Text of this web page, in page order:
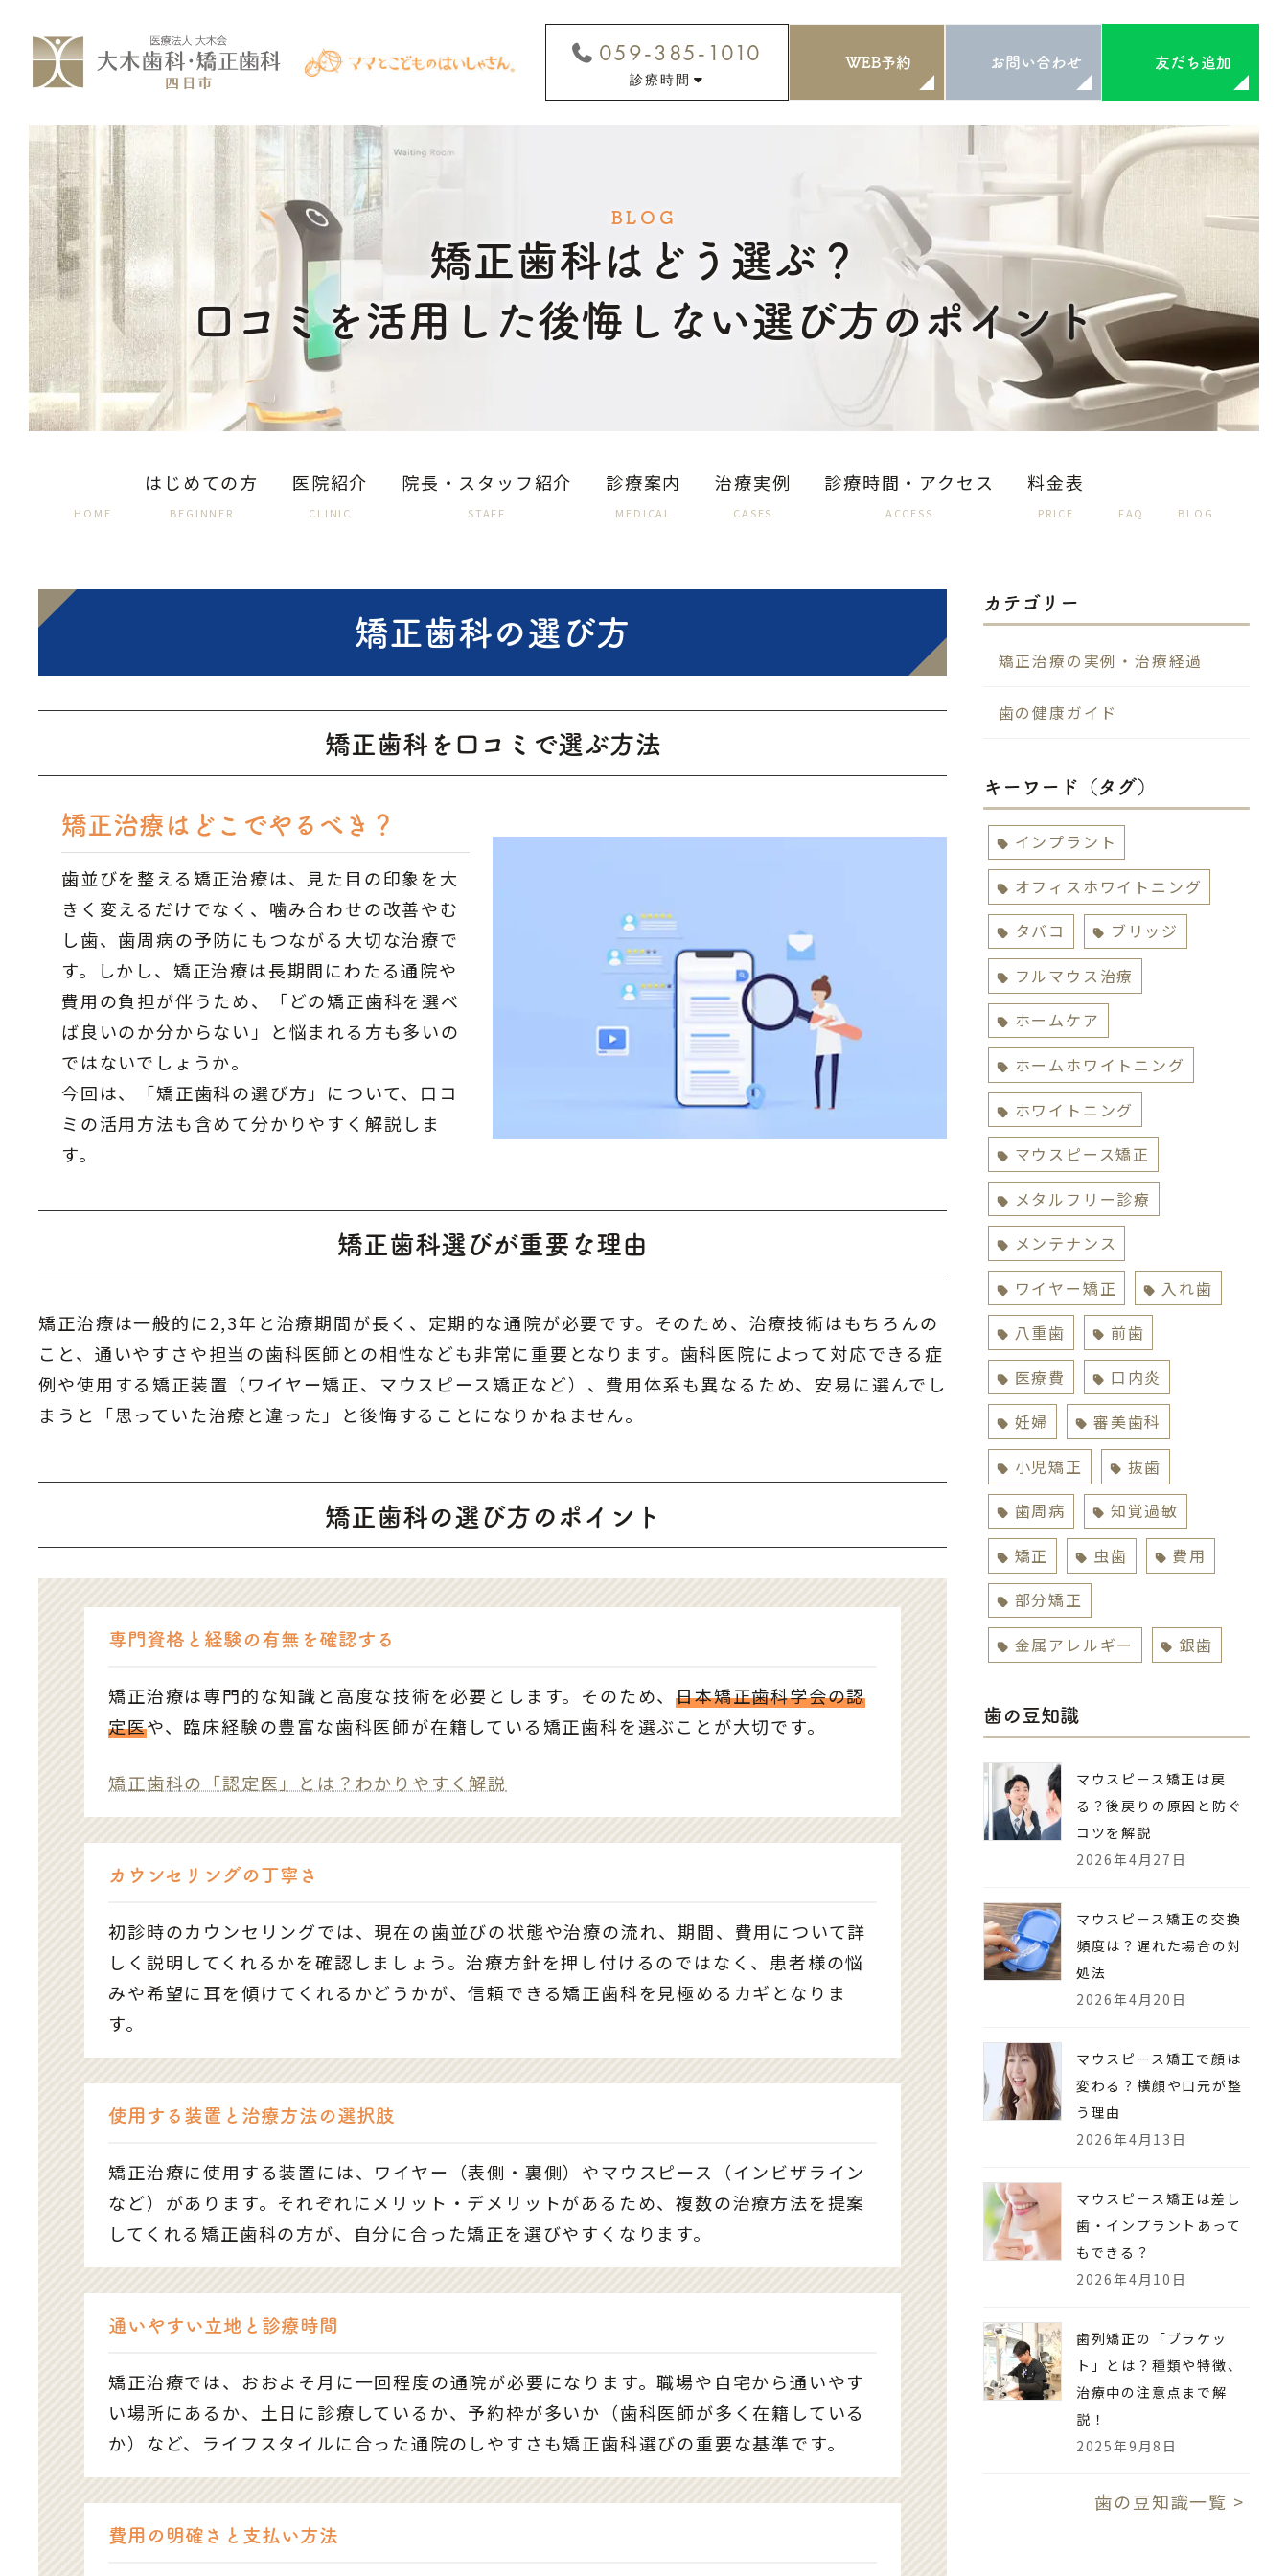
059-385-1010
診療時間
WEB予約 お問い合わせ 友だち追加
BLOG
矯正歯科はどう選ぶ？
口コミを活用した後悔しない選び方のポイント
HOME
はじめての方
BEGINNER
医院紹介
CLINIC
院長・スタッフ紹介
STAFF
診療案内
MEDICAL
治療実例
CASES
診療時間・アクセス
ACCESS
料金表
PRICE FAQ BLOG
矯正歯科の選び方
矯正歯科を口コミで選ぶ方法
矯正治療はどこでやるべき？
歯並びを整える矯正治療は、見た目の印象を大
きく変えるだけでなく、噛み合わせの改善やむ
し歯、歯周病の予防にもつながる大切な治療で
す。しかし、矯正治療は長期間にわたる通院や
費用の負担が伴うため、「どの矯正歯科を選べ
ば良いのか分からない」と悩まれる方も多いの
ではないでしょうか。
今回は、「矯正歯科の選び方」について、口コ
ミの活用方法も含めて分かりやすく解説しま
す。
矯正歯科選びが重要な理由
矯正治療は一般的に2,3年と治療期間が長く、定期的な通院が必要です。そのため、治療技術はもちろんの
こと、通いやすさや担当の歯科医師との相性なども非常に重要となります。歯科医院によって対応できる症
例や使用する矯正装置（ワイヤー矯正、マウスピース矯正など）、費用体系も異なるため、安易に選んでし
まうと「思っていた治療と違った」と後悔することになりかねません。
矯正歯科の選び方のポイント
専門資格と経験の有無を確認する
矯正治療は専門的な知識と高度な技術を必要とします。そのため、日本矯正歯科学会の認
定医や、臨床経験の豊富な歯科医師が在籍している矯正歯科を選ぶことが大切です。
矯正歯科の「認定医」とは？わかりやすく解説
カウンセリングの丁寧さ
初診時のカウンセリングでは、現在の歯並びの状態や治療の流れ、期間、費用について詳
しく説明してくれるかを確認しましょう。治療方針を押し付けるのではなく、患者様の悩
みや希望に耳を傾けてくれるかどうかが、信頼できる矯正歯科を見極めるカギとなりま
す。
使用する装置と治療方法の選択肢
矯正治療に使用する装置には、ワイヤー（表側・裏側）やマウスピース（インビザライン
など）があります。それぞれにメリット・デメリットがあるため、複数の治療方法を提案
してくれる矯正歯科の方が、自分に合った矯正を選びやすくなります。
通いやすい立地と診療時間
矯正治療では、おおよそ月に一回程度の通院が必要になります。職場や自宅から通いやす
い場所にあるか、土日に診療しているか、予約枠が多いか（歯科医師が多く在籍している
か）など、ライフスタイルに合った通院のしやすさも矯正歯科選びの重要な基準です。
費用の明確さと支払い方法
キーワード（タグ）
インプラント
オフィスホワイトニング
タバコ
ブリッジ
フルマウス治療
ホームケア
ホームホワイトニング
ホワイトニング
マウスピース矯正
メタルフリー診療
メンテナンス
ワイヤー矯正
入れ歯
八重歯
前歯
医療費
口内炎
妊婦
審美歯科
小児矯正
抜歯
歯周病
知覚過敏
矯正
虫歯
費用
部分矯正
金属アレルギー
銀歯
カテゴリー
矯正治療の実例・治療経過
歯の健康ガイド
歯の豆知識
マウスピース矯正は戻
る？後戻りの原因と防ぐ
コツを解説
2026年4月27日
マウスピース矯正の交換
頻度は？遅れた場合の対
処法
2026年4月20日
マウスピース矯正で顔は
変わる？横顔や口元が整
う理由
2026年4月13日
マウスピース矯正は差し
歯・インプラントあって
もできる？
2026年4月10日
歯列矯正の「ブラケッ
ト」とは？種類や特徴、
治療中の注意点まで解
説！
2025年9月8日
歯の豆知識一覧 >